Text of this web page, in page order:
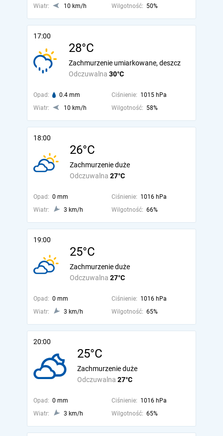
Wiatr:
10 km/h Wilgotność: 50%
17:00
28°C
Odczuwalna 30°C
Zachmurzenie umiarkowane, deszcz
Opad: 0.4 mm Ciśnienie: 1015 hPa
Wiatr:
10 km/h Wilgotność: 58%
18:00
26°C
Odczuwalna 27°C
Zachmurzenie duże
Opad: 0 mm Ciśnienie: 1016 hPa
Wiatr:
3 km/h Wilgotność: 66%
19:00
25°C
Odczuwalna 27°C
Zachmurzenie duże
Opad: 0 mm Ciśnienie: 1016 hPa
Wiatr:
3 km/h Wilgotność: 65%
20:00
25°C
Odczuwalna 27°C
Zachmurzenie duże
Opad: 0 mm Ciśnienie: 1016 hPa
Wiatr:
3 km/h Wilgotność: 65%